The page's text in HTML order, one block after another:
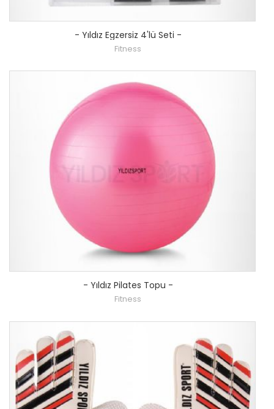
- Yıldız Egzersiz 4'lü Seti -
Fitness
- Yıldız Pilates Topu -
Fitness